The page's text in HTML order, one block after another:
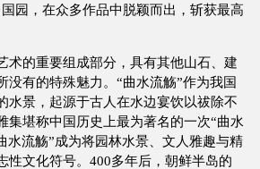
园，在众多作品中脱颖而出，斩获最高
术的重要组成部分，具有其他山石、建
没有的特殊魅力。“曲水流觞”作为我国
水景，起源于古人在水边宴饮以祓除不
集堪称中国历史上最为著名的一次“曲水
水流觞”成为将园林水景、文人雅趣与精
性文化符号。400多年后，朝鲜半岛的